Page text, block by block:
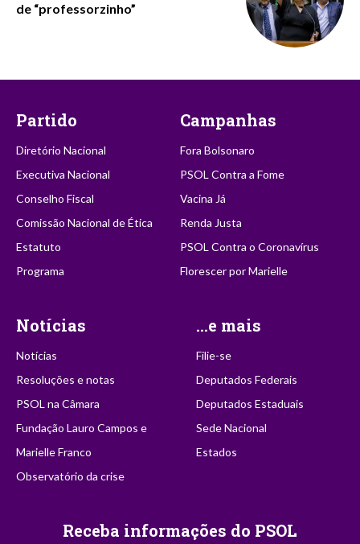
de “professorzinho”
Partido
Diretório Nacional
Executiva Nacional
Conselho Fiscal
Comissão Nacional de Ética
Estatuto
Programa
Campanhas
Fora Bolsonaro
PSOL Contra a Fome
Vacina Já
Renda Justa
PSOL Contra o Coronavírus
Florescer por Marielle
Notícias
Notícias
Resoluções e notas
PSOL na Câmara
Fundação Lauro Campos e
Marielle Franco
Observatório da crise
...e mais
Filie-se
Deputados Federais
Deputados Estaduais
Sede Nacional
Estados
Receba informações do PSOL